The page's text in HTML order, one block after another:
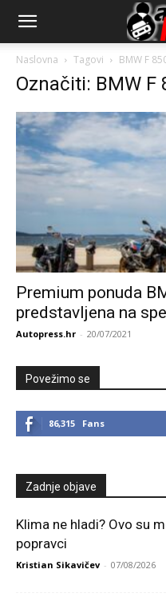
AutopressHR
Naslovna Tagovi BMW F
Označiti: BMW F
Premium ponuda
predstavljena na
Autopress.hr - 20/07/2021
Povežimo se
86,315 Fans
Zadnje objave
Klima ne hladi? Ovo su
popravci
Kristian Sikavičev - 07/08/2026